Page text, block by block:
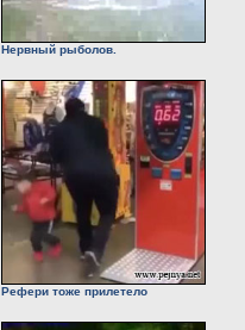
Нервный рыболов.
Рефери тоже прилетело